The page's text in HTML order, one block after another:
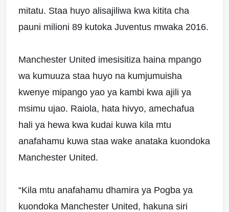
mitatu. Staa huyo alisajiliwa kwa kitita cha
pauni milioni 89 kutoka Juventus mwaka 2016.
Manchester United imesisitiza haina mpango
wa kumuuza staa huyo na kumjumuisha
kwenye mipango yao ya kambi kwa ajili ya
msimu ujao. Raiola, hata hivyo, amechafua
hali ya hewa kwa kudai kuwa kila mtu
anafahamu kuwa staa wake anataka kuondoka
Manchester United.
“Kila mtu anafahamu dhamira ya Pogba ya
kuondoka Manchester United, hakuna siri